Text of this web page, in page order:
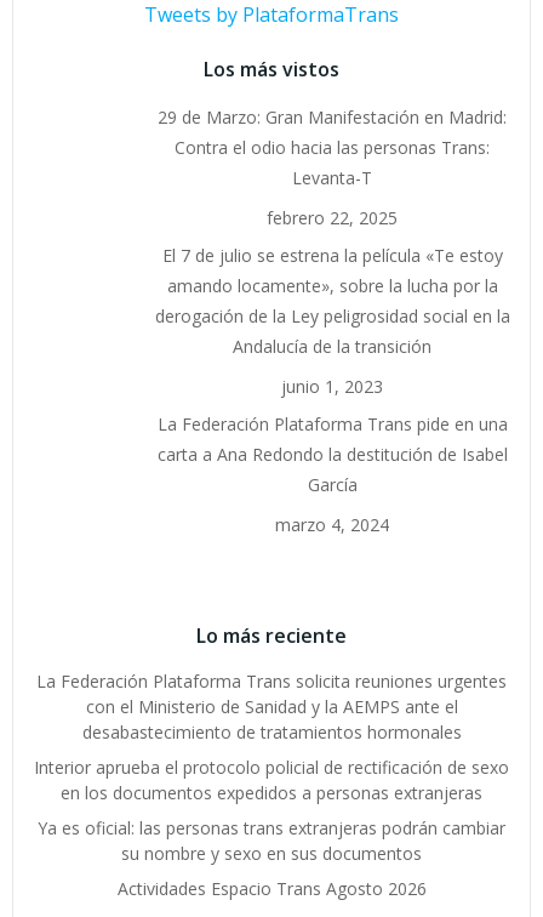
Tweets by PlataformaTrans
Los más vistos
29 de Marzo: Gran Manifestación en Madrid:
Contra el odio hacia las personas Trans:
Levanta-T
febrero 22, 2025
El 7 de julio se estrena la película «Te estoy
amando locamente», sobre la lucha por la
derogación de la Ley peligrosidad social en la
Andalucía de la transición
junio 1, 2023
La Federación Plataforma Trans pide en una
carta a Ana Redondo la destitución de Isabel
García
marzo 4, 2024
Lo más reciente
La Federación Plataforma Trans solicita reuniones urgentes
con el Ministerio de Sanidad y la AEMPS ante el
desabastecimiento de tratamientos hormonales
Interior aprueba el protocolo policial de rectificación de sexo
en los documentos expedidos a personas extranjeras
Ya es oficial: las personas trans extranjeras podrán cambiar
su nombre y sexo en sus documentos
Actividades Espacio Trans Agosto 2026